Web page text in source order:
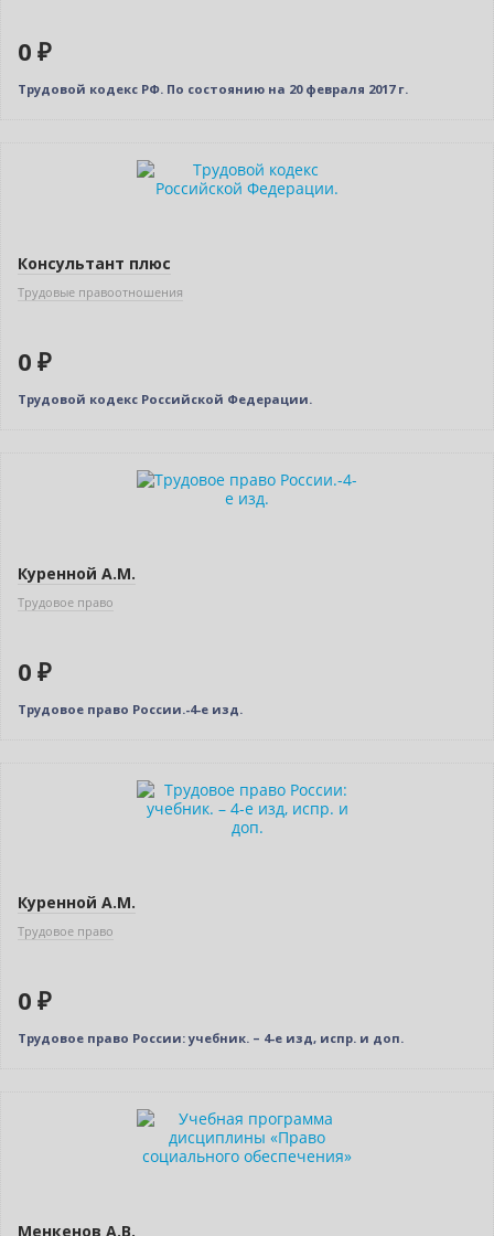
0 ₽
Трудовой кодекс РФ. По состоянию на 20 февраля 2017 г.
Консультант плюс
Трудовые правоотношения
0 ₽
Трудовой кодекс Российской Федерации.
Куренной А.М.
Трудовое право
0 ₽
Трудовое право России.-4-е изд.
Куренной А.М.
Трудовое право
0 ₽
Трудовое право России: учебник. – 4-е изд, испр. и доп.
Менкенов А.В.